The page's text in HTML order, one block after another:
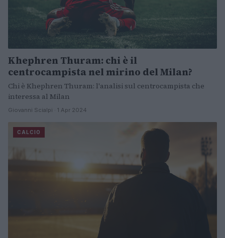
Khephren Thuram: chi è il
centrocampista nel mirino del Milan?
Chi è Khephren Thuram: l'analisi sul centrocampista che
interessa al Milan
Giovanni Scialpi · 1 Apr 2024
CALCIO